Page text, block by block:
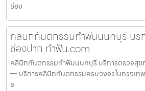
ช่อง
คลินิกทันตกรรมทำฟันนนทบุรี บริ
ช่องปาก ทำฟัน.com
คลินิกทันตกรรมทำฟันนนทบุรี บริการตรวจสุข
— บริการคลินิกทันตกรรมครบวงจรในกรุงเ
ช